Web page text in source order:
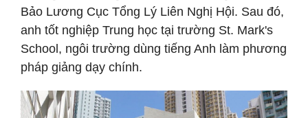
Bảo Lương Cục Tổng Lý Liên Nghị Hội. Sau đó,
anh tốt nghiệp Trung học tại trường St. Mark's
School, ngôi trường dùng tiếng Anh làm phương
pháp giảng dạy chính.